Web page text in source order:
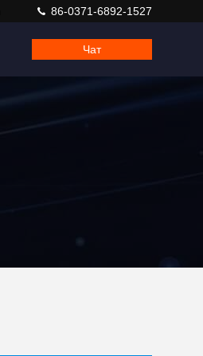
86-0371-6892-1527
Чат